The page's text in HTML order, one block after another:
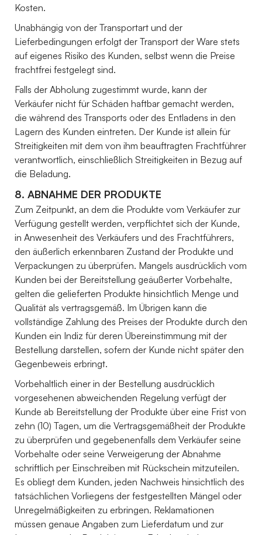
Kosten.
Unabhängig von der Transportart und der
Lieferbedingungen erfolgt der Transport der Ware stets
auf eigenes Risiko des Kunden, selbst wenn die Preise
frachtfrei festgelegt sind.
Falls der Abholung zugestimmt wurde, kann der
Verkäufer nicht für Schäden haftbar gemacht werden,
die während des Transports oder des Entladens in den
Lagern des Kunden eintreten. Der Kunde ist allein für
Streitigkeiten mit dem von ihm beauftragten Frachtführer
verantwortlich, einschließlich Streitigkeiten in Bezug auf
die Beladung.
8. ABNAHME DER PRODUKTE
Zum Zeitpunkt, an dem die Produkte vom Verkäufer zur
Verfügung gestellt werden, verpflichtet sich der Kunde,
in Anwesenheit des Verkäufers und des Frachtführers,
den äußerlich erkennbaren Zustand der Produkte und
Verpackungen zu überprüfen. Mangels ausdrücklich vom
Kunden bei der Bereitstellung geäußerter Vorbehalte,
gelten die gelieferten Produkte hinsichtlich Menge und
Qualität als vertragsgemäß. Im Übrigen kann die
vollständige Zahlung des Preises der Produkte durch den
Kunden ein Indiz für deren Übereinstimmung mit der
Bestellung darstellen, sofern der Kunde nicht später den
Gegenbeweis erbringt.
Vorbehaltlich einer in der Bestellung ausdrücklich
vorgesehenen abweichenden Regelung verfügt der
Kunde ab Bereitstellung der Produkte über eine Frist von
zehn (10) Tagen, um die Vertragsgemäßheit der Produkte
zu überprüfen und gegebenenfalls dem Verkäufer seine
Vorbehalte oder seine Verweigerung der Abnahme
schriftlich per Einschreiben mit Rückschein mitzuteilen.
Es obliegt dem Kunden, jeden Nachweis hinsichtlich des
tatsächlichen Vorliegens der festgestellten Mängel oder
Unregelmäßigkeiten zu erbringen. Reklamationen
müssen genaue Angaben zum Lieferdatum und zur